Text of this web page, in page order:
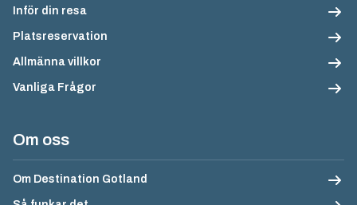
Inför din resa
Platsreservation
Allmänna villkor
Vanliga Frågor
Om oss
Om Destination Gotland